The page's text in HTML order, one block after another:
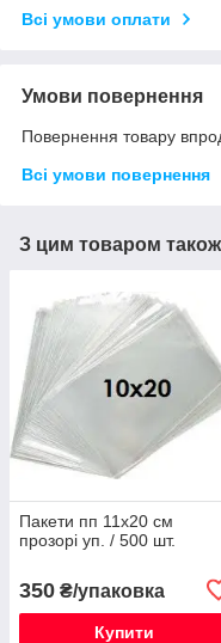
Всі умови оплати
Умови повернення
Повернення товару
Всі умови повернення
З цим товаром
Пакети пп 11х20 см
прозорі уп. / 500 шт.
350 ₴/упаковка
Купити